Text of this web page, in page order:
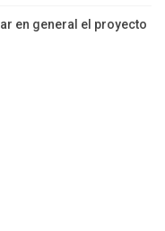
en general el proyecto